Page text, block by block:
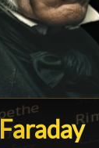
█